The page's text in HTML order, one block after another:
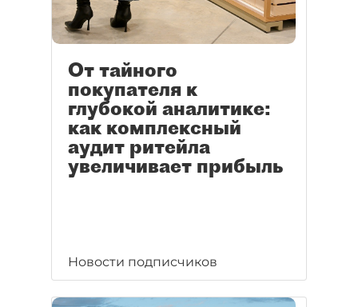
От тайного
покупателя к
глубокой аналитике:
как комплексный
аудит ритейла
увеличивает прибыль
Новости подписчиков